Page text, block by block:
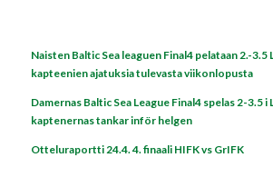
Naisten Baltic Sea leaguen Final4 pelataan 2.-3.5
kapteenien ajatuksia tulevasta viikonlopusta
Damernas Baltic Sea League Final4 spelas 2-3.5 i
kaptenernas tankar inför helgen
Otteluraportti 24.4. 4. finaali HIFK vs GrIFK